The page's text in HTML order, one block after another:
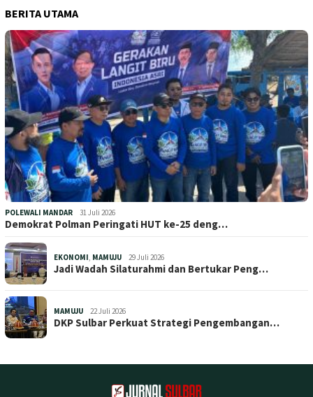
BERITA UTAMA
POLEWALI MANDAR 31 Juli 2026
Demokrat Polman Peringati HUT ke-25 deng…
EKONOMI, MAMUJU 29 Juli 2026
Jadi Wadah Silaturahmi dan Bertukar Peng…
MAMUJU 22 Juli 2026
DKP Sulbar Perkuat Strategi Pengembangan…